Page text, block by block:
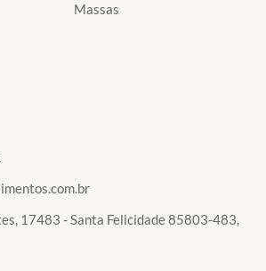
Massas
17483 - Santa Felicidade 85803-483,